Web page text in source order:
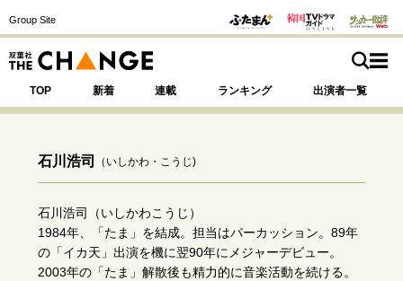
Group Site
TOP 新着 連載 ランキング 出演者一覧
SPECIAL 注目の記事テーマで探す
サイトの核・哲学
石川浩司 （いしかわ・こうじ)
石川浩司（いしかわこうじ）
1984年、「たま」を結成。担当はパーカッション。89年
の「イカ天」出演を機に翌90年にメジャーデビュー。
2003年の「たま」解散後も精力的に音楽活動を続ける。